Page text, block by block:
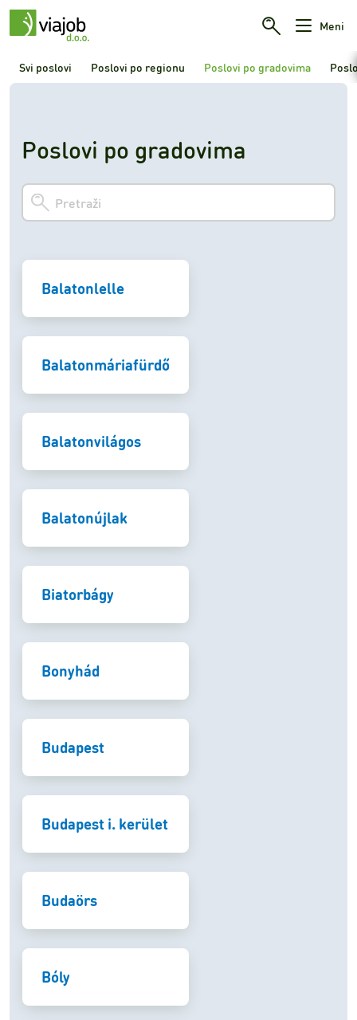
Meni
Svi poslovi Poslovi po regionu Poslovi po gradovima
Poslovi po gradovima
Balatonlelle
Balatonmáriafürdő
Balatonvilágos
Balatonújlak
Biatorbágy
Bonyhád
Budapest
Budapest i. kerület
Budaörs
Bóly